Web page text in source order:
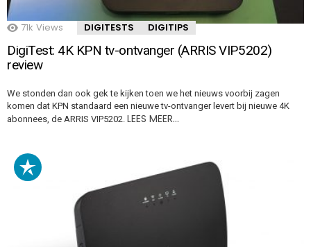
71k Views DIGITESTS DIGITIPS
DigiTest: 4K KPN tv-ontvanger (ARRIS VIP5202)
review
We stonden dan ook gek te kijken toen we het nieuws voorbij zagen
komen dat KPN standaard een nieuwe tv-ontvanger levert bij nieuwe 4K
abonnees, de ARRIS VIP5202. LEES MEER…